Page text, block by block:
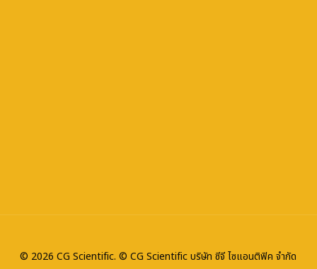
© 2026 CG Scientific. © CG Scientific บริษัท ซีจี ไซแอนติฟิค จำกัด